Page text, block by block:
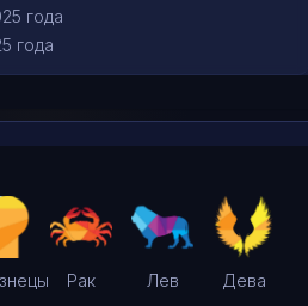
года
года
Рак Лев Дева